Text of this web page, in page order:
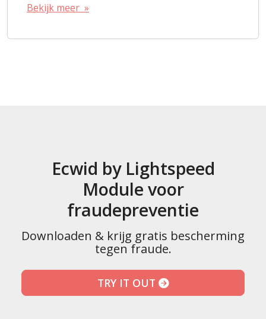
Bekijk meer »
Ecwid by Lightspeed
Module voor
fraudepreventie
Downloaden & krijg gratis bescherming
tegen fraude.
TRY IT OUT